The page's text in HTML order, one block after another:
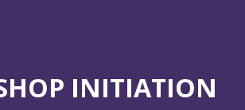
INITIATION